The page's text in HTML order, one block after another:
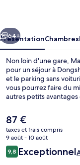
Suivant
64+
PrésentationChambres
Non loin d'une gare,
pour un séjour à
et le parking sans
vous pourrez faire du
autres petits
Le
prix
actuel
est
de
87 €
taxes et frais compris
9 août - 10 août
Avis
voyageurs
9,89,8 sur 10
Exceptionnel